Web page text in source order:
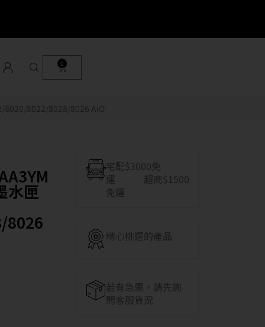
0
8020/8022/8028/8026 AiO
水匣
8026
宅配$3000免
運 超商$1500
免運
精心挑選的產品
若有急需，請先詢
問客服貨況